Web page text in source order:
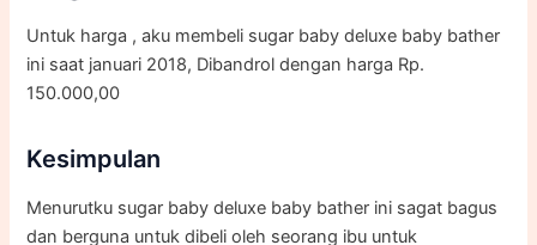
Untuk harga , aku membeli sugar baby deluxe baby bather
ini saat januari 2018, Dibandrol dengan harga Rp.
150.000,00
Kesimpulan
Menurutku sugar baby deluxe baby bather ini sagat bagus
dan berguna untuk dibeli oleh seorang ibu untuk